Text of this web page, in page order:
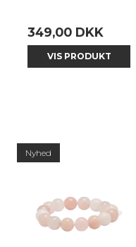
349,00 DKK
VIS PRODUKT
Nyhed